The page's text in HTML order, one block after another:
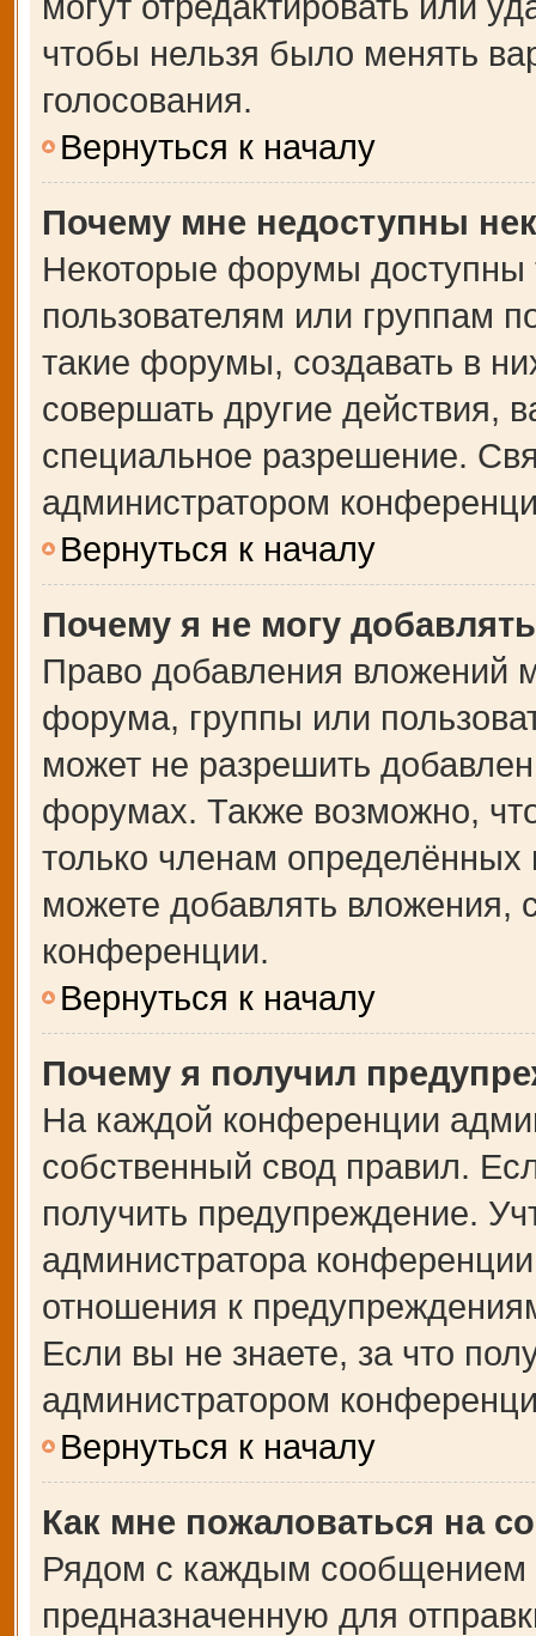
чтобы нельзя было менять
голосования.
Вернуться к началу
Почему мне недоступны
Некоторые форумы доступны
пользователям или группам
такие форумы, создавать в
совершать другие действия,
специальное разрешение.
администратором
Вернуться к началу
Почему я не могу
Право добавления вложений
форума, группы или
может не разрешить
форумах. Также возможно,
только членам
можете добавлять вложения,
конференции.
Вернуться к началу
Почему я получил
На каждой конференции
собственный свод правил.
получить предупреждение.
администратора
отношения к
Если вы не знаете, за что
администратором
Вернуться к началу
Как мне пожаловаться на
Рядом с каждым сообщением
предназначенную для